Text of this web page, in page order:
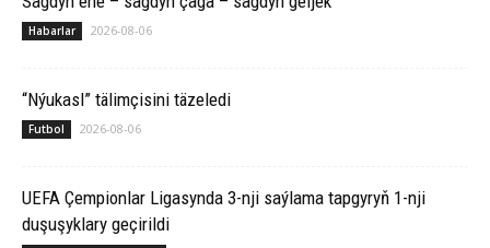
Habarlar 2026-08-06
“Nýukasl” tälimçisini täzeledi
Futbol 2026-08-06
UEFA Çempionlar Ligasynda 3-nji saýlama tapgyryň 1-nji
duşuşyklary geçirildi